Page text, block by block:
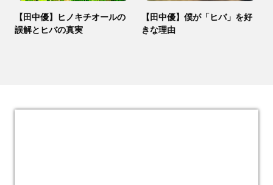
【田中優】ヒノキチオールの
誤解とヒバの真実
【田中優】僕が「ヒバ」を好
きな理由